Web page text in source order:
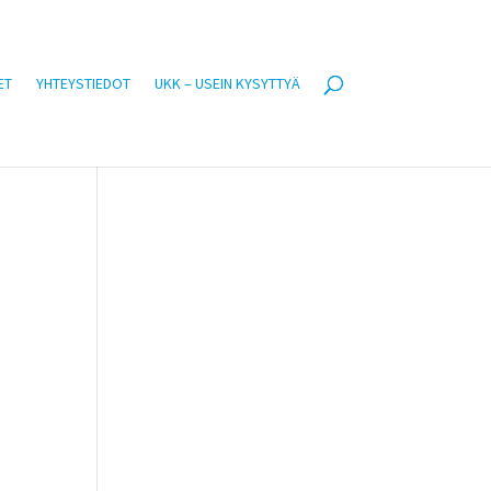
YHTEYSTIEDOT UKK – USEIN KYSYTTYÄ